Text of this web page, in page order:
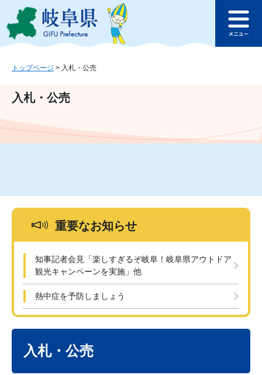
ジ
ュ
文
このページの本文へ
ュ
トップページ > 入札・公売
入札・公売
重要なお知らせ
知事記者会見「楽しすぎるぞ岐阜！岐阜県アウトドア
観光キャンペーンを実施」他
熱中症を予防しましょう
入札・公売